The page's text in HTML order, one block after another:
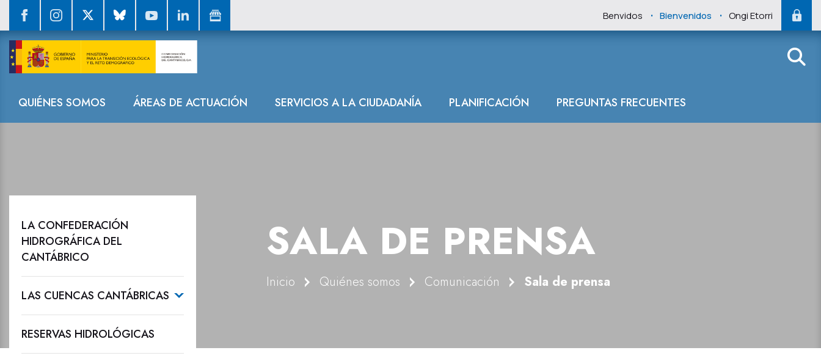
Benvidos . Bienvenidos . Ongi Etorri
Navegación
QUIÉNES SOMOS ÁREAS DE ACTUACIÓN SERVICIOS A LA CIUDADANÍA PLANIFICACIÓN PREGUNTAS FRECUENTES
Sala de prensa
SALA DE PRENSA
Inicio Quiénes somos Comunicación Sala de prensa
LA CONFEDERACIÓN
HIDROGRÁFICA DEL
CANTÁBRICO
LAS CUENCAS CANTÁBRICAS
RESERVAS HIDROLÓGICAS